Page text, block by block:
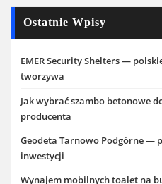
Ostatnie Wpisy
EMER Security Shelters —
tworzywa
Jak wybrać szambo betonowe
producenta
Geodeta Tarnowo Podgórne —
inwestycji
Wynajem mobilnych toalet na